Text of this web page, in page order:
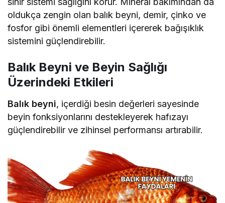
oldukça zengin olan balık beyni, demir, çinko ve
fosfor gibi önemli elementleri içererek bağışıklık
sistemini güçlendirebilir.
Balık Beyni ve Beyin Sağlığı
Üzerindeki Etkileri
Balık beyni, içerdiği besin değerleri sayesinde
beyin fonksiyonlarını destekleyerek hafızayı
güçlendirebilir ve zihinsel performansı artırabilir.